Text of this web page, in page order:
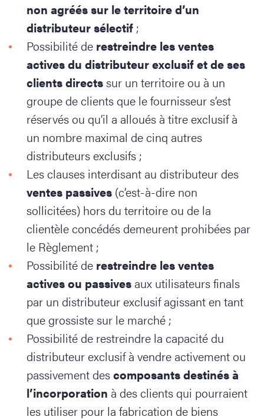
non agréés sur le territoire d’un
distributeur sélectif ;
Possibilité de restreindre les ventes
actives du distributeur exclusif et de ses
clients directssur un territoire ou à un
groupe de clients que le fournisseur s’est
réservés ou qu’il a alloués à titre exclusif à
un nombre maximal de cinq autres
distributeurs exclusifs ;
Les clauses interdisant au distributeur des
ventes passives (c’est-à-dire non
sollicitées) hors du territoire ou de la
clientèle concédés demeurent prohibées par
le Règlement ;
Possibilité de restreindre les ventes
activesou passives aux utilisateurs finals
par un distributeur exclusif agissant en tant
que grossiste sur le marché ;
Possibilité de restreindre la capacité du
distributeur exclusif à vendre activement ou
passivement descomposants destinés à
l’incorporation à des clients qui pourraient
les utiliser pour la fabrication de biens